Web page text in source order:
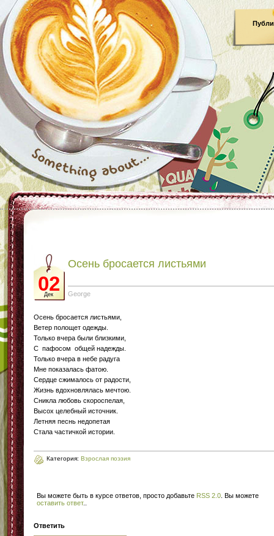
02
Дек
Осень бросается листьями
George
Осень бросается листьями,
Ветер полощет одежды.
Только вчера были близкими,
С пафосом общей надежды.
Только вчера в небе радуга
Мне показалась фатою.
Сердце сжималось от радости,
Жизнь вдохновлялась мечтою.
Сникла любовь скороспелая,
Высох целебный источник.
Летняя песнь недопетая
Стала частичкой истории.
Категория: Взрослая поэзия
Вы можете быть в курсе ответов, просто добавьте RSS 2.0 . Вы можете
оставить ответ.
Ответить